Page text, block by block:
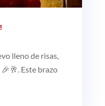
lleno de risas,
Este brazo